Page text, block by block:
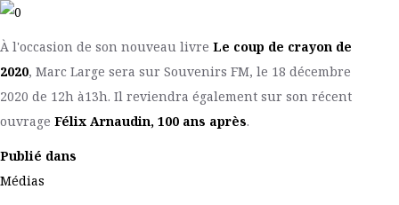
À l'occasion de son nouveau livre Le coup de crayon de
2020, Marc Large sera sur Souvenirs FM, le 18 décembre
2020 de 12h à13h. Il reviendra également sur son récent
ouvrage Félix Arnaudin, 100 ans après.
Publié dans
Médias